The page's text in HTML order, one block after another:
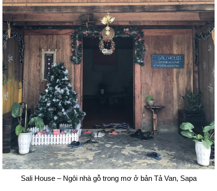
Sali House – Ngôi nhà gỗ trong mơ ở bản Tả Van, Sapa